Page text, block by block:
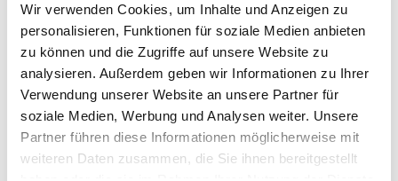
Wir verwenden Cookies, um Inhalte und Anzeigen zu
personalisieren, Funktionen für soziale Medien anbieten
zu können und die Zugriffe auf unsere Website zu
analysieren. Außerdem geben wir Informationen zu Ihrer
Verwendung unserer Website an unsere Partner für
soziale Medien, Werbung und Analysen weiter. Unsere
Partner führen diese Informationen möglicherweise mit
weiteren Daten zusammen, die Sie ihnen bereitgestellt
Ferien!